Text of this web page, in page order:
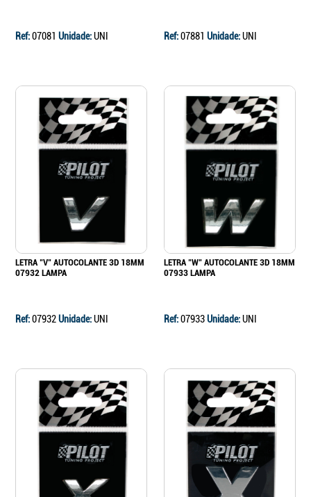
Ref:07081 Unidade:UNI Ref:07881 Unidade:UNI
LETRA "V" AUTOCOLANTE 3D 18MM
07932 LAMPA
Ref:07932Unidade:UNI
LETRA "W" AUTOCOLANTE 3D 18MM
07933 LAMPA
Ref:07933Unidade:UNI